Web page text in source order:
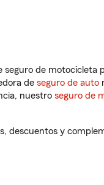
de motocicleta
de seguro de auto
nuestro seguro de
descuentos y